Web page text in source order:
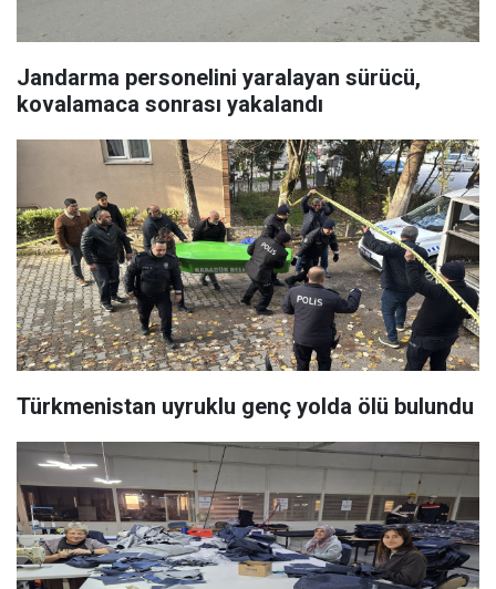
Jandarma personelini yaralayan sürücü,
kovalamaca sonrası yakalandı
Türkmenistan uyruklu genç yolda ölü bulundu